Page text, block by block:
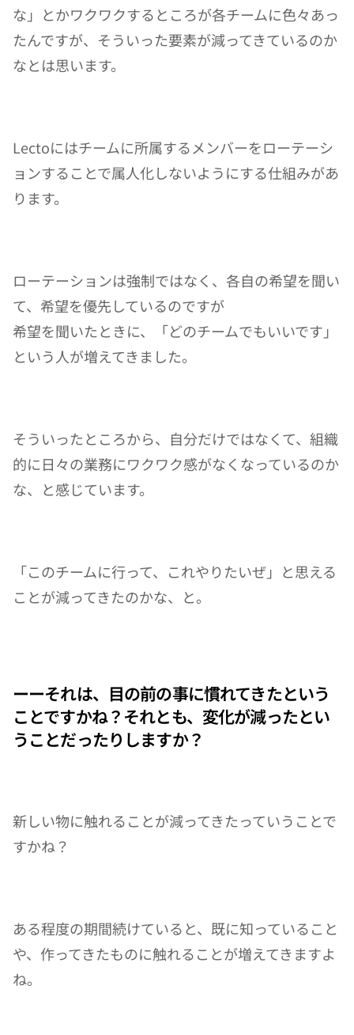
な」とかワクワクするところが各チームに色々あっ
たんですが、そういった要素が減ってきているのか
なとは思います。
Lectoにはチームに所属するメンバーをローテーシ
ョンすることで属人化しないようにする仕組みがあ
ります。
ローテーションは強制ではなく、各自の希望を聞い
て、希望を優先しているのですが
希望を聞いたときに、「どのチームでもいいです」
という人が増えてきました。
そういったところから、自分だけではなくて、組織
的に日々の業務にワクワク感がなくなっているのか
な、と感じています。
「このチームに行って、これやりたいぜ」と思える
ことが減ってきたのかな、と。
ーーそれは、目の前の事に慣れてきたという
ことですかね？それとも、変化が減ったとい
うことだったりしますか？
新しい物に触れることが減ってきたっていうことで
すかね？
ある程度の期間続けていると、既に知っていること
や、作ってきたものに触れることが増えてきますよ
ね。